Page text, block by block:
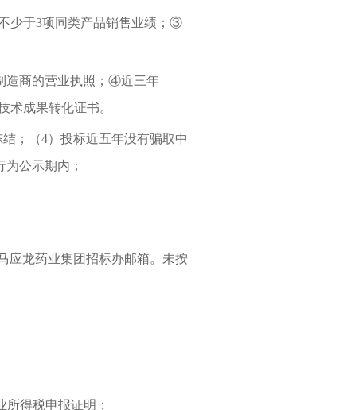
少于3项同类产品销售业绩； ③
商的营业执照； ④近三年
术成果转化证书。
；（4）投标近五年没有骗取中
公示期内；
应龙药业集团招标办邮箱。未按
得税申报证明；